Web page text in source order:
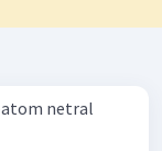
netral